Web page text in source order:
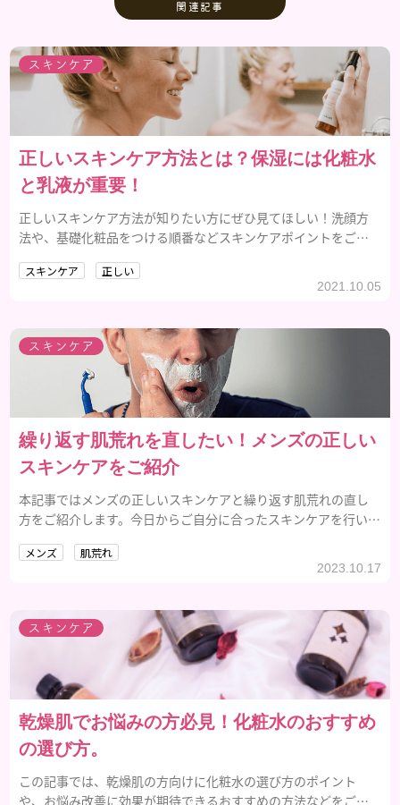
関連記事
スキンケア
正しいスキンケア方法とは？保湿には化粧水
と乳液が重要！
正しいスキンケア方法が知りたい方にぜひ見てほしい！洗顔方
法や、基礎化粧品をつける順番などスキンケアポイントをご紹
スキンケア 正しい
2021.10.05
スキンケア
繰り返す肌荒れを直したい！メンズの正しい
スキンケアをご紹介
本記事ではメンズの正しいスキンケアと繰り返す肌荒れの直し
方をご紹介します。今日からご自分に合ったスキンケアを行い、
メンズ 肌荒れ
2023.10.17
スキンケア
乾燥肌でお悩みの方必見！化粧水のおすすめ
の選び方。
この記事では、乾燥肌の方向けに化粧水の選び方のポイント
や、お悩み改善に効果が期待できるおすすめの方法などをご紹